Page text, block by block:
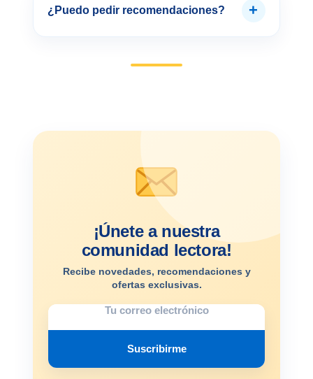
¿Puedo pedir recomendaciones? +
¡Únete a nuestra
comunidad lectora!
Recibe novedades, recomendaciones y
ofertas exclusivas.
Suscribirme